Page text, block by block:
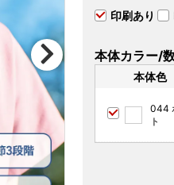
印刷あり
本体カラー/
本体色
044
ト